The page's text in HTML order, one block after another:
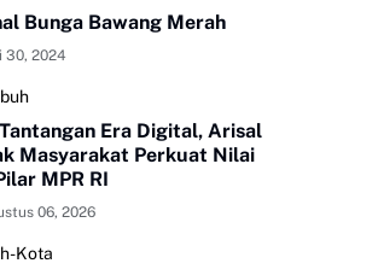
Bunga Bawang Merah
30, 2024
Era Digital, Arisal
Masyarakat Perkuat Nilai
MPR RI
06, 2026
Kota